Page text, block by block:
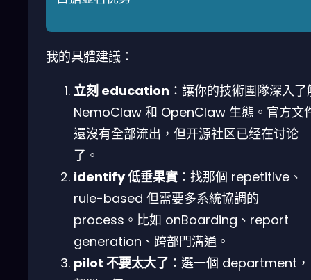
我的具體建議：
立刻 education ：讓你的技術團隊深入了
NemoClaw 和 OpenClaw 生態。官方文
還沒有全部流出，但开源社区已经在讨论
了。
identify 低垂果實 ：找那個 repetitive、
rule-based 但需要多系統協調的
process。比如 onBoarding、report
generation、跨部門溝通。
pilot 不要太大了 ：選一個 department，